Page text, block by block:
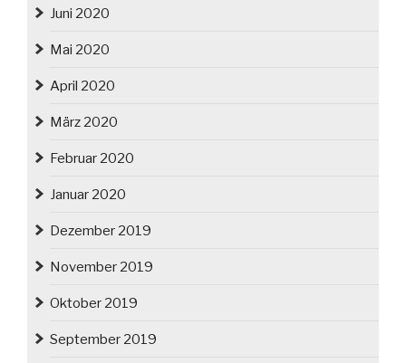
Juni 2020
Mai 2020
April 2020
März 2020
Februar 2020
Januar 2020
Dezember 2019
November 2019
Oktober 2019
September 2019